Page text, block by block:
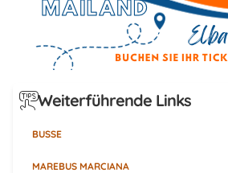
Weiterführende Links
BUSSE
MAREBUS MARCIANA